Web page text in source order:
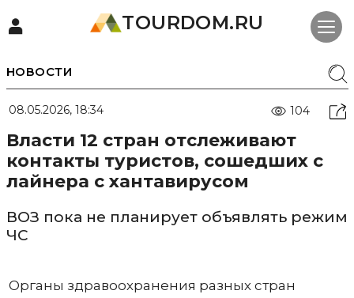
TOURDOM.RU
НОВОСТИ
08.05.2026, 18:34 104
Власти 12 стран отслеживают
контакты туристов, сошедших с
лайнера с хантавирусом
ВОЗ пока не планирует объявлять режим
ЧС
Органы здравоохранения разных стран